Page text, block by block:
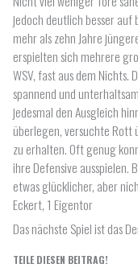
jedoch deutlich besser
mehr als zehn Jahre
erspielten sich mehrere
WSV, fast aus dem Nichts.
spannend und
jedesmal den Ausgleich
überlegen, versuchte Rott
zu erhalten. Oft genug
ihre Defensive ausspielen.
etwas glücklicher, aber
Eckert, 1 Eigentor
Das nächste Spiel ist das
TEILE DIESEN BEITRAG!